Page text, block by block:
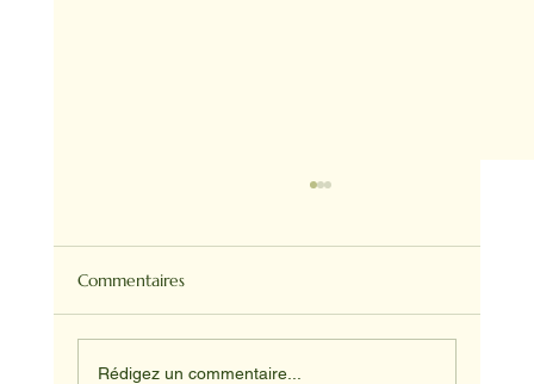
Commentaires
Rédigez un commentaire...